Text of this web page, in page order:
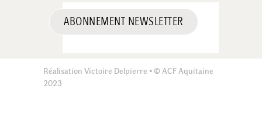
ABONNEMENT NEWSLETTER
Réalisation Victoire Delpierre • © ACF Aquitaine
2023